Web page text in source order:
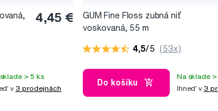
4,45 €
> 5 ks
v 3 prodejnách
GUM Fine Floss zubná niť
voskovaná, 55 m
4,5/5 (53x)
Do košíku
Na sklade >
Ihneď v 3